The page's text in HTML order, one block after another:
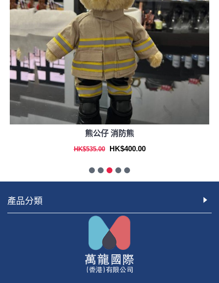
熊公仔 消防熊
HK$535.00 HK$400.00
產品分類